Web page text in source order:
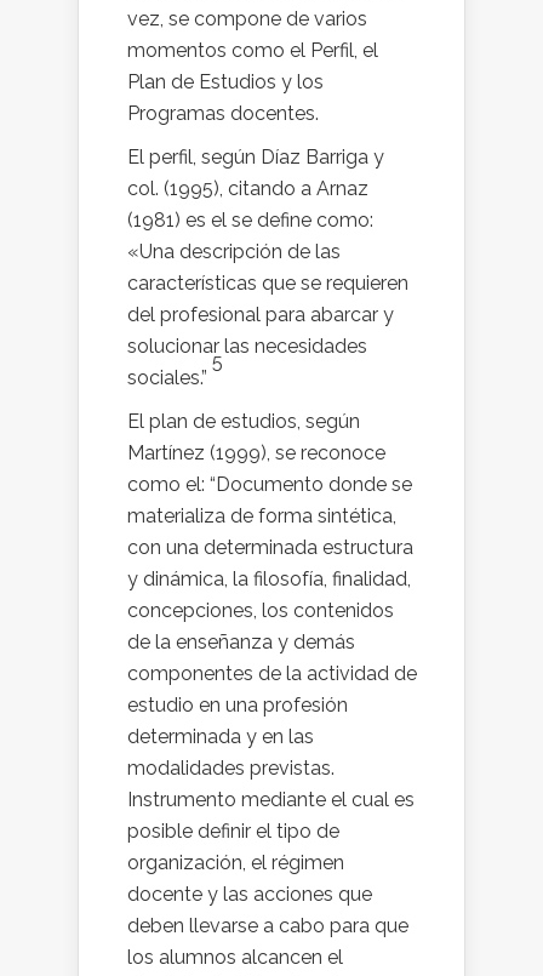
vez, se compone de varios
momentos como el Perfil, el
Plan de Estudios y los
Programas docentes.
El perfil, según Díaz Barriga y
col. (1995), citando a Arnaz
(1981) es el se define como:
«Una descripción de las
características que se requieren
del profesional para abarcar y
solucionar las necesidades
sociales.”
5
El plan de estudios, según
Martínez (1999), se reconoce
como el: “Documento donde se
materializa de forma sintética,
con una determinada estructura
y dinámica, la filosofía, finalidad,
concepciones, los contenidos
de la enseñanza y demás
componentes de la actividad de
estudio en una profesión
determinada y en las
modalidades previstas.
Instrumento mediante el cual es
posible definir el tipo de
organización, el régimen
docente y las acciones que
deben llevarse a cabo para que
los alumnos alcancen el